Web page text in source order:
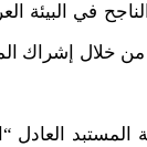
في البيئة
خلال إشراك
العادل